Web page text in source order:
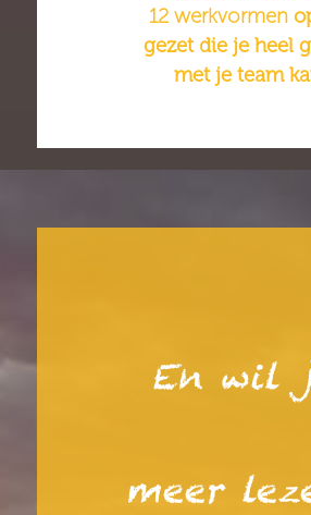
12 werkvormen
gezet die je heel
met je team
En wil
meer